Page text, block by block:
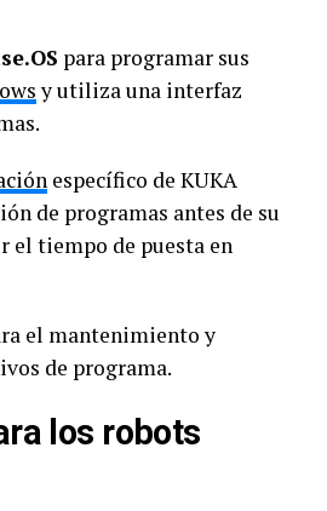
para programar sus
y utiliza una interfaz
específico de KUKA
de programas antes de su
el tiempo de puesta en
el mantenimiento y
de programa.
los robots